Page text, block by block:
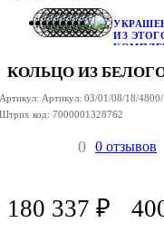
ИЗ
БЕЛОГО
КОЛЬЦО ИЗ
Артикул: Артикул: 03/01/08/18/
Штрих код: 7000001328762
0 0 отзывов
180 337 ₽